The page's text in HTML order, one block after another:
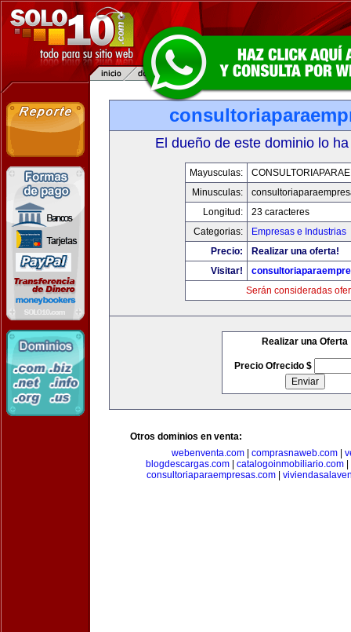
El dueño de este dominio lo
Mayusculas:
Minusculas:
Longitud:
23 caracteres
Categorias:
Empresas e Industrias
Precio:
Realizar una oferta!
Visitar!
Serán consideradas
Realizar una Oferta
Precio Ofrecido $
Otros dominios en venta:
webenventa.com
comprasnaweb.com
blogdescargas.com| catalogoinmobiliario.com|
consultoriaparaempresas.com|